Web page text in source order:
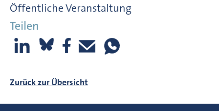
Öffentliche Veranstaltung
Teilen
Zurück zur Übersicht